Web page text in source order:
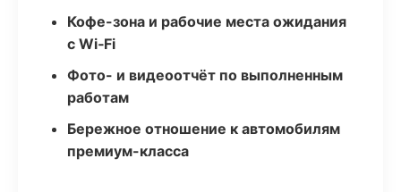
Кофе-зона и рабочие места ожидания
с Wi‑Fi
Фото- и видеоотчёт по выполненным
работам
Бережное отношение к автомобилям
премиум-класса